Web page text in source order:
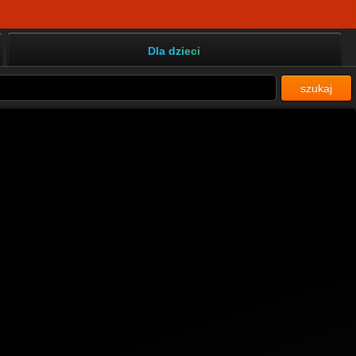
Dla dzieci
szukaj